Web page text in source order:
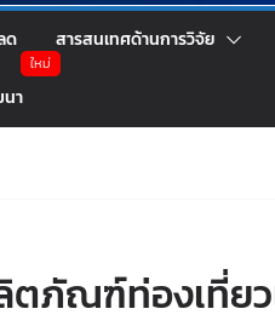
ด สารสนเทศด้านการวิจัย
า
ภัณฑ์ท่องเที่ยว